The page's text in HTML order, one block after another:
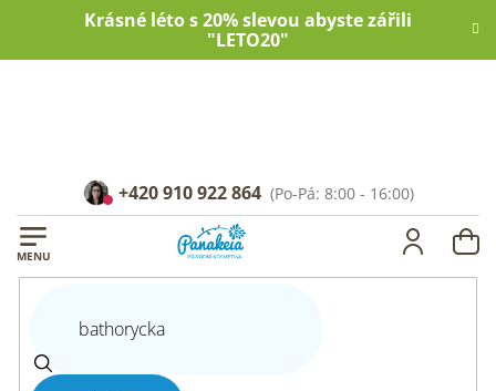
Krásné léto s 20% slevou abyste zářili
"LETO20"
+420 910 922 864